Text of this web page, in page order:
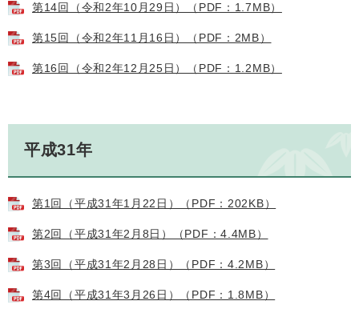
第14回（令和2年10月29日）（PDF：1.7MB）
第15回（令和2年11月16日）（PDF：2MB）
第16回（令和2年12月25日）（PDF：1.2MB）
平成31年
第1回（平成31年1月22日）（PDF：202KB）
第2回（平成31年2月8日）（PDF：4.4MB）
第3回（平成31年2月28日）（PDF：4.2MB）
第4回（平成31年3月26日）（PDF：1.8MB）